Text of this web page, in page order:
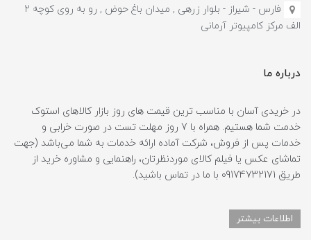
فارس - شیراز - بلوار زرهی , میدان باغ حوض , رو به روی کوچه 2
الف مرکز کامپیوتر آرمانی
درباره ما
در خریدی آسان با مناسب ترین قیمت های روز بازار کالاهای استوک
خدمت شما هستیم. همراه با 7 روز مهلت تست در صورت خرابی و
خدمات پس از فروش، شرکت آماده ارائه خدمات به شما می‌باشد (جهت
تماشای عکس یا فیلم کالای موردنظرتان، راهنمایی و مشاوره خرید از
طریق 09174732171 با ما در تماس باشید).
اطلاعات بیشتر